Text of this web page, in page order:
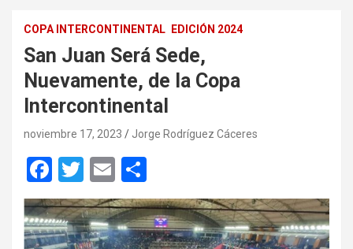
COPA INTERCONTINENTAL EDICIÓN 2024
San Juan Será Sede,
Nuevamente, de la Copa
Intercontinental
noviembre 17, 2023 Jorge Rodríguez Cáceres
F
a
ce
T
wi
tt
E
m
ail
o
m